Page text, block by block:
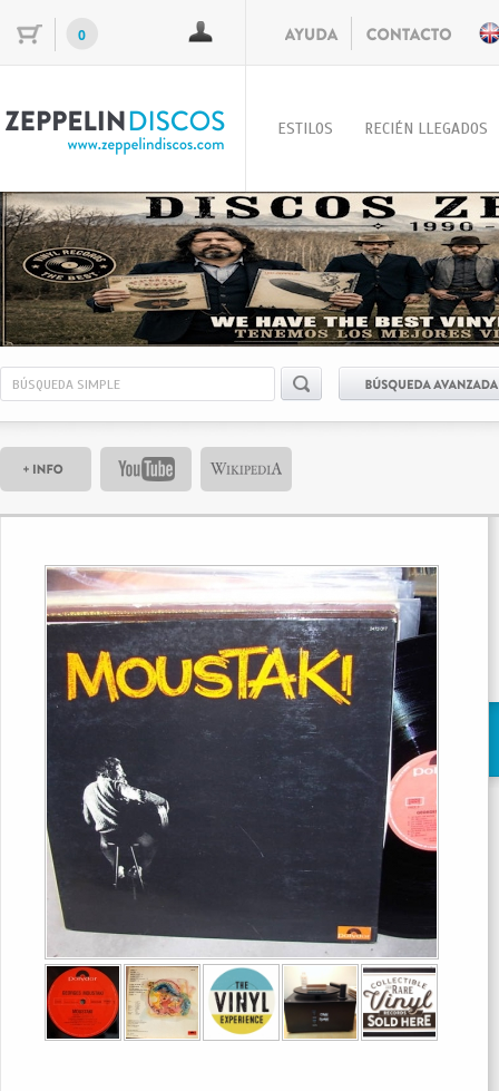
0
ESTILOS RECIÉN LLEGADOS